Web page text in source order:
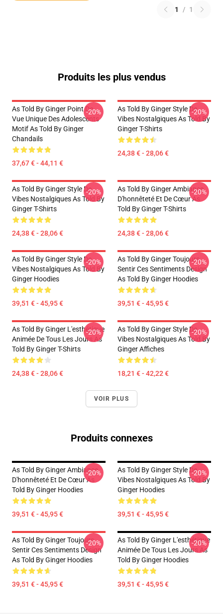
1 / 1
Produits les plus vendus
As Told By Ginger Point De
Vue Unique Des Adolescents
Motif As Told By Ginger
Chandails
37,67 € - 44,11 €
-20%
As Told By Ginger Style De
Vibes Nostalgiques As Told By
Ginger T-Shirts
24,38 € - 28,06 €
-20%
As Told By Ginger Style De
Vibes Nostalgiques As Told By
Ginger T-Shirts
24,38 € - 28,06 €
-20%
As Told By Ginger Ambiance
D'honnêteté Et De Cœur As
Told By Ginger T-Shirts
24,38 € - 28,06 €
-20%
As Told By Ginger Style De
Vibes Nostalgiques As Told By
Ginger Hoodies
39,51 € - 45,95 €
-20%
As Told By Ginger Toujours
Sentir Ces Sentiments Design
As Told By Ginger Hoodies
39,51 € - 45,95 €
-20%
As Told By Ginger L'esthétique
Animée De Tous Les Jours As
Told By Ginger T-Shirts
24,38 € - 28,06 €
-20%
As Told By Ginger Style De
Vibes Nostalgiques As Told By
Ginger Affiches
18,21 € - 42,22 €
-20%
VOIR PLUS
Produits connexes
As Told By Ginger Ambiance
D'honnêteté Et De Cœur As
Told By Ginger Hoodies
39,51 € - 45,95 €
-20%
As Told By Ginger Style De
Vibes Nostalgiques As Told By
Ginger Hoodies
39,51 € - 45,95 €
-20%
As Told By Ginger Toujours
Sentir Ces Sentiments Design
As Told By Ginger Hoodies
39,51 € - 45,95 €
-20%
As Told By Ginger L'esthétique
Animée De Tous Les Jours As
Told By Ginger Hoodies
39,51 € - 45,95 €
-20%